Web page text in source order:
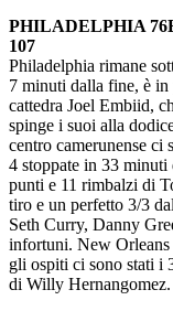
PHILADELPHIA
107
Philadelphia rimane
7 minuti dalla fine, è
cattedra Joel Embiid,
spinge i suoi alla
centro camerunense ci
4 stoppate in 33
punti e 11 rimbalzi di
tiro e un perfetto 3/3
Seth Curry, Danny
infortuni. New Orleans
gli ospiti ci sono stati i
di Willy Hernangomez.